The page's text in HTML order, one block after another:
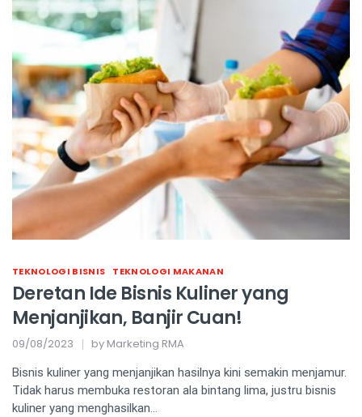
TEKNOLOGI BISNIS TEKNOLOGI MAKANAN
Deretan Ide Bisnis Kuliner yang
Menjanjikan, Banjir Cuan!
09/08/2023 by Marketing RMA
Bisnis kuliner yang menjanjikan hasilnya kini semakin menjamur.
Tidak harus membuka restoran ala bintang lima, justru bisnis
kuliner yang menghasilkan…